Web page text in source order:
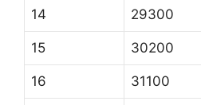
14 29300
15 30200
16 31100